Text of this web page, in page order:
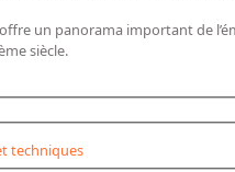
un panorama important de
siècle.
techniques